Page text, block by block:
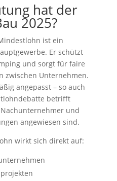
hat der
2025?
ist ein
Er schützt
und sorgt für faire
zwischen Unternehmen.
angepasst – so auch
betrifft
und
angewiesen sind.
wirkt sich direkt auf: